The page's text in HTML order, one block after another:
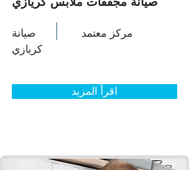
صيانة
كريازي
مركز معتمد
اقرأ المزيد